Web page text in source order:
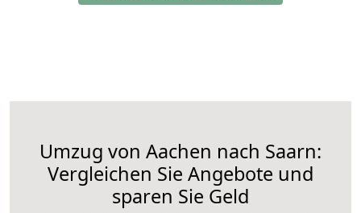
Umzug von Aachen nach Saarn:
Vergleichen Sie Angebote und
sparen Sie Geld